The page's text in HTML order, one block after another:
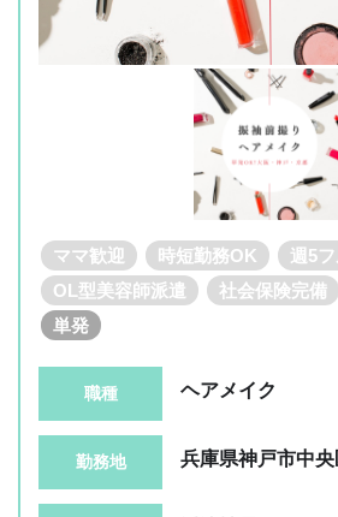
ママ歓迎 時短勤務OK
週5
OL型美容師派遣
社会保険完備
単発
職種 ヘアメイク
勤務地 兵庫県神戸市中央